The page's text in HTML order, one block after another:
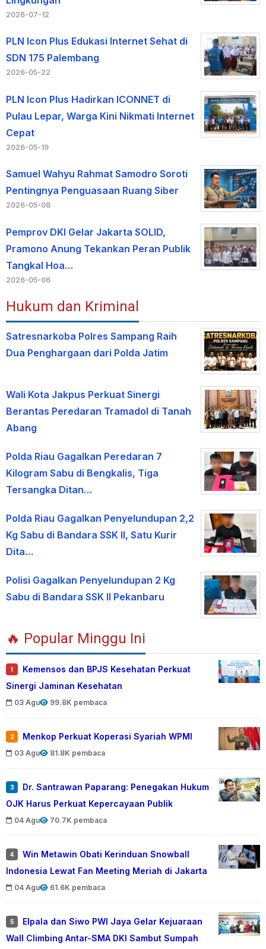
2026-07-12
PLN Icon Plus Edukasi Internet Sehat di
SDN 175 Palembang
2026-05-22
PLN Icon Plus Hadirkan ICONNET di
Pulau Lepar, Warga Kini Nikmati Internet
Cepat
2026-05-19
Samuel Wahyu Rahmat Samodro Soroti
Pentingnya Penguasaan Ruang Siber
2026-05-08
Pemprov DKI Gelar Jakarta SOLID,
Pramono Anung Tekankan Peran Publik
Tangkal Hoa…
2026-05-06
Hukum dan Kriminal
Satresnarkoba Polres Sampang Raih
Dua Penghargaan dari Polda Jatim
Wali Kota Jakpus Perkuat Sinergi
Berantas Peredaran Tramadol di Tanah
Abang
Polda Riau Gagalkan Peredaran 7
Kilogram Sabu di Bengkalis, Tiga
Tersangka Ditan…
Polda Riau Gagalkan Penyelundupan 2,2
Kg Sabu di Bandara SSK II, Satu Kurir
Dita…
Polisi Gagalkan Penyelundupan 2 Kg
Sabu di Bandara SSK II Pekanbaru
🔥 Popular Minggu Ini
1
Kemensos dan BPJS Kesehatan Perkuat
Sinergi Jaminan Kesehatan
03 Agu 99.8K pembaca
2 Menkop Perkuat Koperasi Syariah WPMI
03 Agu 81.8K pembaca
3
Dr. Santrawan Paparang: Penegakan Hukum
OJK Harus Perkuat Kepercayaan Publik
04 Agu 70.7K pembaca
4
Win Metawin Obati Kerinduan Snowball
Indonesia Lewat Fan Meeting Meriah di Jakarta
04 Agu 61.6K pembaca
5
Elpala dan Siwo PWI Jaya Gelar Kejuaraan
Wall Climbing Antar-SMA DKI Sambut Sumpah